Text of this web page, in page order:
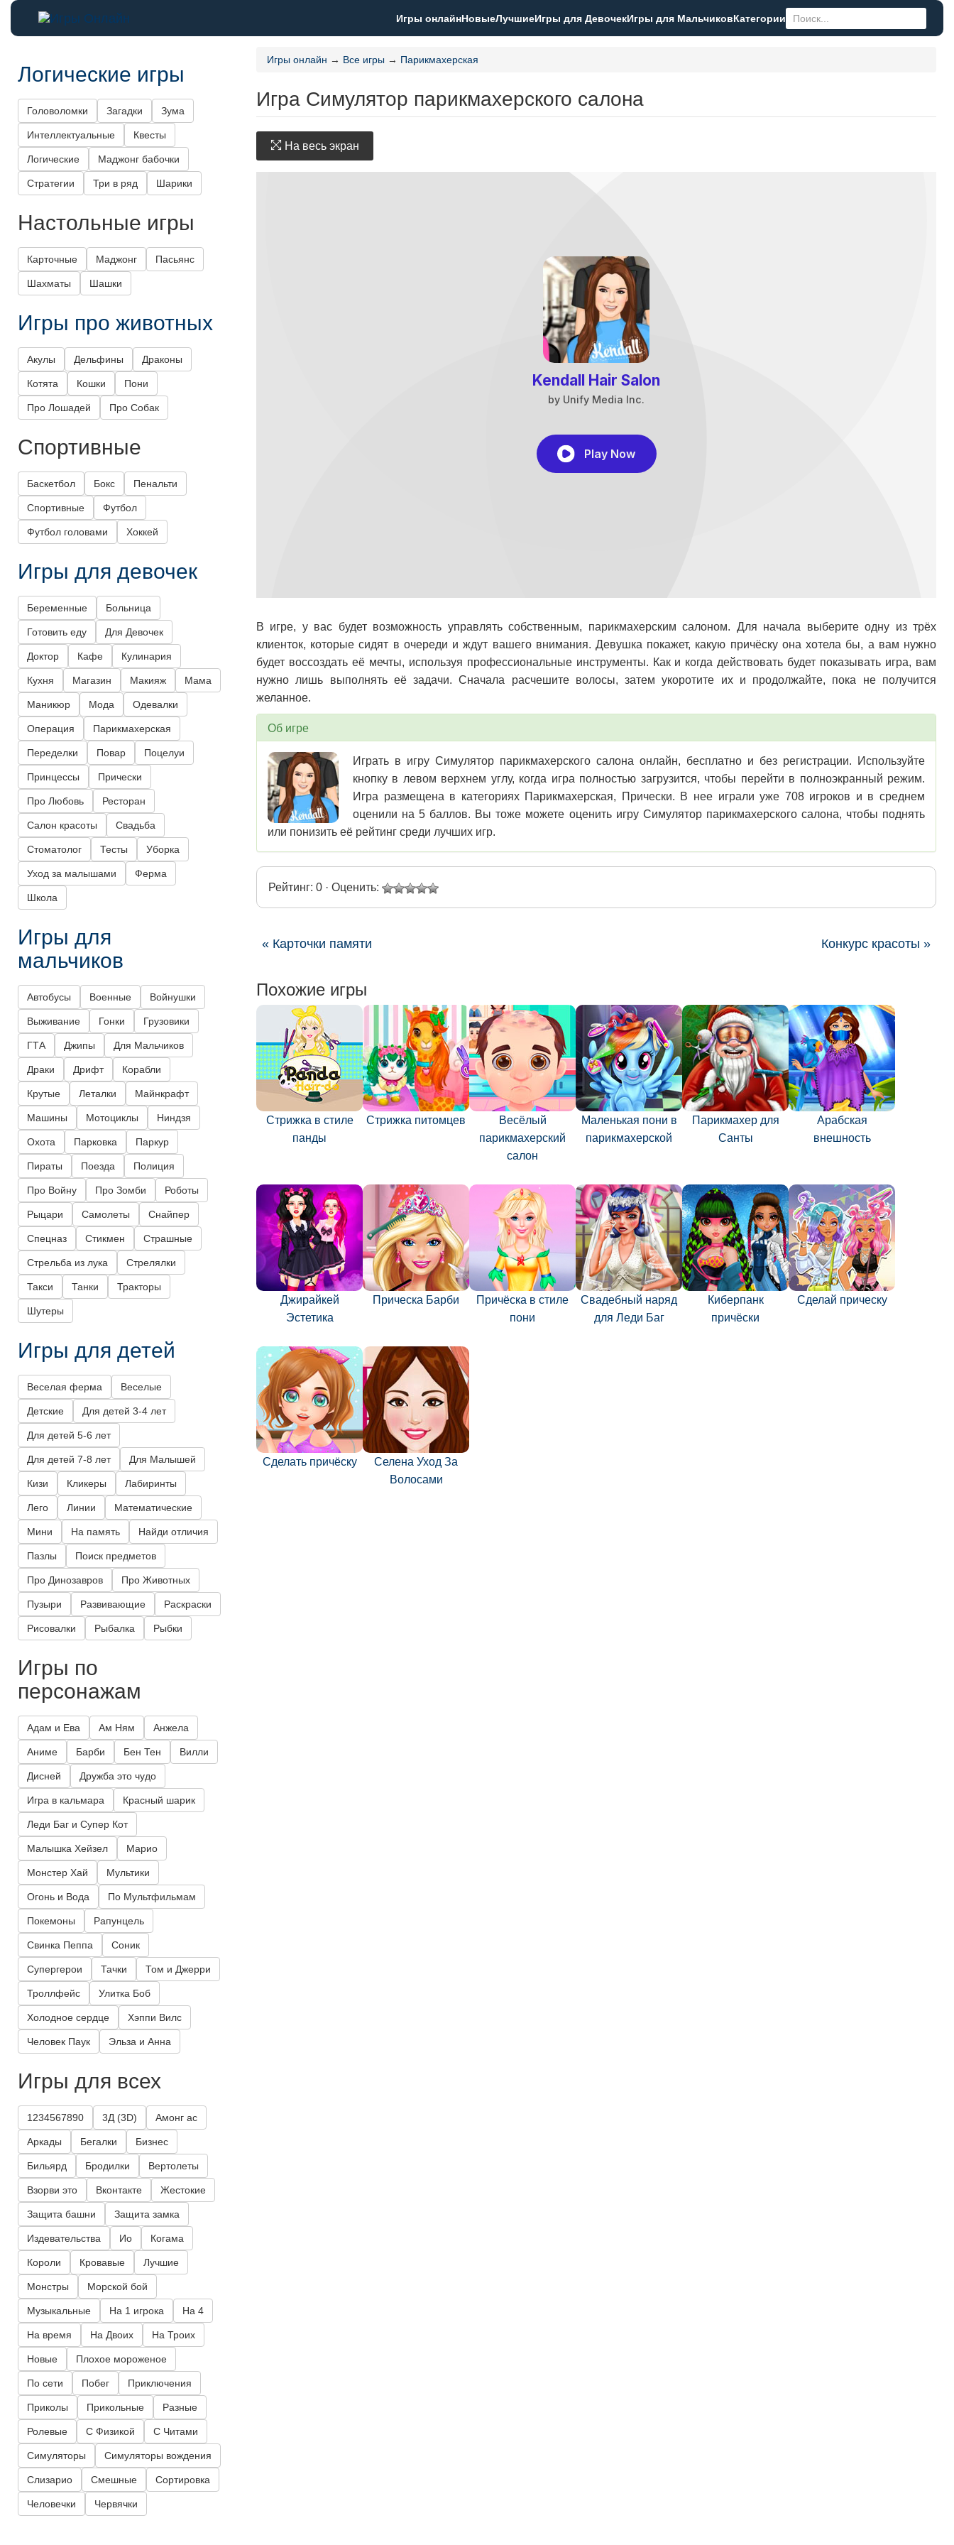
Игры онлайнНовыеЛучшиеИгры для ДевочекИгры для МальчиковКатегории
Игры онлайн → Все игры → Парикмахерская
Игра Симулятор парикмахерского салона
На весь экран
В игре, у вас будет возможность управлять собственным, парикмахерским салоном. Для начала выберите одну из трёх
клиенток, которые сидят в очереди и ждут вашего внимания. Девушка покажет, какую причёску она хотела бы, а вам нужно
будет воссоздать её мечты, используя профессиональные инструменты. Как и когда действовать будет показывать игра, вам
нужно лишь выполнять её задачи. Сначала расчешите волосы, затем укоротите их и продолжайте, пока не получится
желанное.
Об игре
Играть в игру Симулятор парикмахерского салона онлайн, бесплатно и без регистрации. Используйте
кнопку в левом верхнем углу, когда игра полностью загрузится, чтобы перейти в полноэкранный режим.
Игра размещена в категориях Парикмахерская, Прически. В нее играли уже 708 игроков и в среднем
оценили на 5 баллов. Вы тоже можете оценить игру Симулятор парикмахерского салона, чтобы поднять
или понизить её рейтинг среди лучших игр.
Рейтинг: 0 · Оценить:
« Карточки памяти Конкурс красоты »
Похожие игры
Стрижка в стиле
панды
Стрижка питомцев
Весёлый
парикмахерский
салон
Маленькая пони в
парикмахерской
Парикмахер для
Санты
Арабская
внешность
Джирайкей
Эстетика
Прическа Барби
Причёска в стиле
пони
Свадебный наряд
для Леди Баг
Киберпанк
причёски
Сделай прическу
Сделать причёску
Селена Уход За
Волосами
Логические игры
Головоломки Загадки Зума
Интеллектуальные Квесты
Логические Маджонг бабочки
Стратегии Три в ряд Шарики
Настольные игры
Карточные Маджонг Пасьянс
Шахматы Шашки
Игры про животных
Акулы Дельфины Драконы
Котята Кошки Пони
Про Лошадей Про Собак
Спортивные
Баскетбол Бокс Пенальти
Спортивные Футбол
Футбол головами Хоккей
Игры для девочек
Беременные Больница
Готовить еду Для Девочек
Доктор Кафе Кулинария
Кухня Магазин Макияж Мама
Маникюр Мода Одевалки
Операция Парикмахерская
Переделки Повар Поцелуи
Принцессы Прически
Про Любовь Ресторан
Салон красоты Свадьба
Стоматолог Тесты Уборка
Уход за малышами Ферма
Школа
Игры для
мальчиков
Автобусы Военные Войнушки
Выживание Гонки Грузовики
ГТА Джипы Для Мальчиков
Драки Дрифт Корабли
Крутые Леталки Майнкрафт
Машины Мотоциклы Ниндзя
Охота Парковка Паркур
Пираты Поезда Полиция
Про Войну Про Зомби Роботы
Рыцари Самолеты Снайпер
Спецназ Стикмен Страшные
Стрельба из лука Стрелялки
Такси Танки Тракторы
Шутеры
Игры для детей
Веселая ферма Веселые
Детские Для детей 3-4 лет
Для детей 5-6 лет
Для детей 7-8 лет Для Малышей
Кизи Кликеры Лабиринты
Лего Линии Математические
Мини На память Найди отличия
Пазлы Поиск предметов
Про Динозавров Про Животных
Пузыри Развивающие Раскраски
Рисовалки Рыбалка Рыбки
Игры по
персонажам
Адам и Ева Ам Ням Анжела
Аниме Барби Бен Тен Вилли
Дисней Дружба это чудо
Игра в кальмара Красный шарик
Леди Баг и Супер Кот
Малышка Хейзел Марио
Монстер Хай Мультики
Огонь и Вода По Мультфильмам
Покемоны Рапунцель
Свинка Пеппа Соник
Супергерои Тачки Том и Джерри
Троллфейс Улитка Боб
Холодное сердце Хэппи Вилс
Человек Паук Эльза и Анна
Игры для всех
1234567890 3Д (3D) Амонг ас
Аркады Бегалки Бизнес
Бильярд Бродилки Вертолеты
Взорви это Вконтакте Жестокие
Защита башни Защита замка
Издевательства Ио Когама
Короли Кровавые Лучшие
Монстры Морской бой
Музыкальные На 1 игрока На 4
На время На Двоих На Троих
Новые Плохое мороженое
По сети Побег Приключения
Приколы Прикольные Разные
Ролевые С Физикой С Читами
Симуляторы Симуляторы вождения
Слизарио Смешные Сортировка
Человечки Червячки